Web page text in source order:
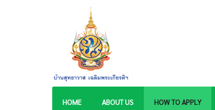
HOME ABOUT US HOW TO APPLY